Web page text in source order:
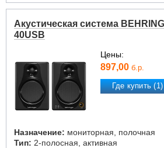
Акустическая система
40USB
Цены:
897,00 б.р.
Где купить (1)
Назначение: мониторная, полочная
Тип: 2-полосная, активная